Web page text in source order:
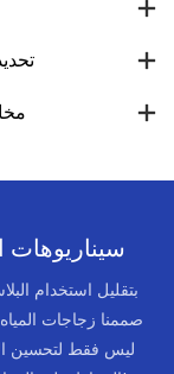
بتقليل استخدام
ليس فقط لتحسين